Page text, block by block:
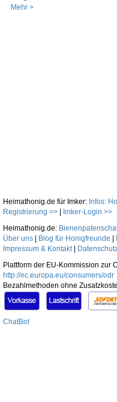
Mehr >
Heimathonig.de für Imker: Infos:
Registrierung >>
Imker-Login >>
Heimathonig.de:
Über uns
Blog für Honigfreunde
Impressum & Kontakt|
Plattform der EU-Kommission zur
http://ec.europa.eu/consumers/odr
Bezahlmethoden ohne
ChatBot